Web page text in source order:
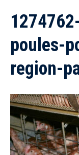
poules-
region-